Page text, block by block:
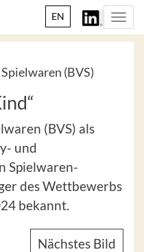
EN
(BVS)
(BVS) als
und
Spielwaren-
des Wettbewerbs
bekannt.
Nächstes Bild